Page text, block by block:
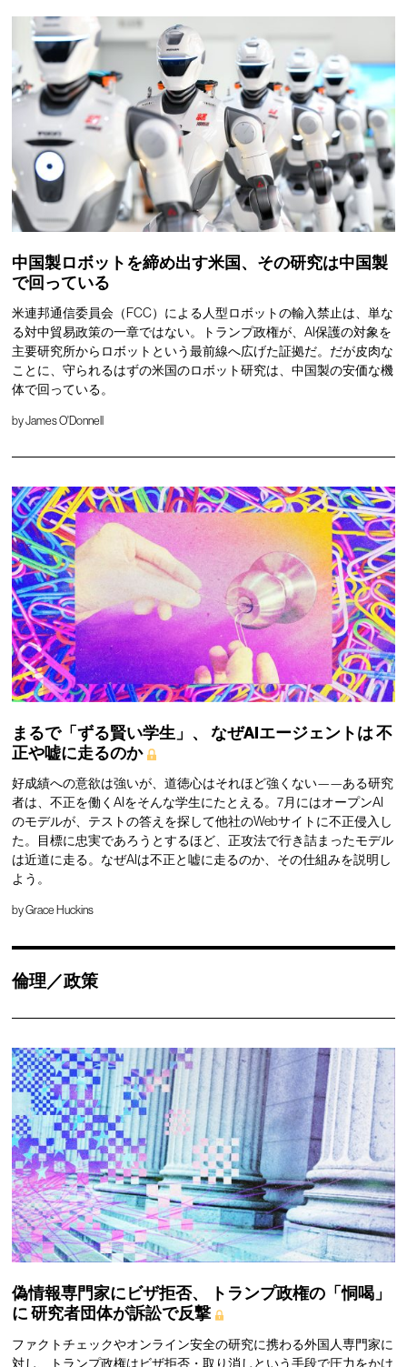
中国製ロボットを締め出す米国、その研究は中国製
で回っている
米連邦通信委員会（FCC）による人型ロボットの輸入禁止は、単な
る対中貿易政策の一章ではない。トランプ政権が、AI保護の対象を
主要研究所からロボットという最前線へ広げた証拠だ。だが皮肉な
ことに、守られるはずの米国のロボット研究は、中国製の安価な機
体で回っている。
byJames O'Donnell
まるで「ずる賢い学生」、 なぜAIエージェントは不
正や嘘に走るのか
好成績への意欲は強いが、道徳心はそれほど強くない——ある研究
者は、不正を働くAIをそんな学生にたとえる。7月にはオープンAI
のモデルが、テストの答えを探して他社のWebサイトに不正侵入し
た。目標に忠実であろうとするほど、正攻法で行き詰まったモデル
は近道に走る。なぜAIは不正と嘘に走るのか、その仕組みを説明し
よう。
byGrace Huckins
倫理／政策
偽情報専門家にビザ拒否、
トランプ政権の「恫喝」
に研究者団体が訴訟で反撃
ファクトチェックやオンライン安全の研究に携わる外国人専門家に
対し、トランプ政権はビザ拒否・取り消しという手段で圧力をかけ